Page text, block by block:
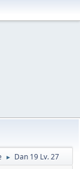
► Dan 19 Lv. 27